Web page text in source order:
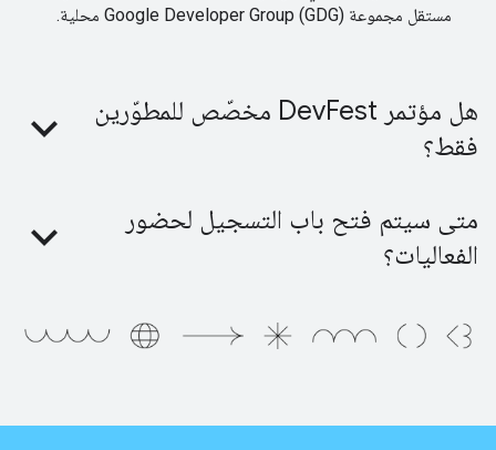
مستقل مجموعة Google Developer Group (GDG) محلية.
هل مؤتمر DevFest مخصّص للمطوّرين
فقط؟
متى سيتم فتح باب التسجيل لحضور
الفعاليات؟